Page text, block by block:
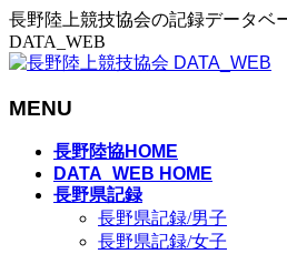
長野陸上競技協会の記録データベ
DATA_WEB
MENU
長野陸協HOME
DATA_WEB HOME
長野県記録
長野県記録/男子
長野県記録/女子